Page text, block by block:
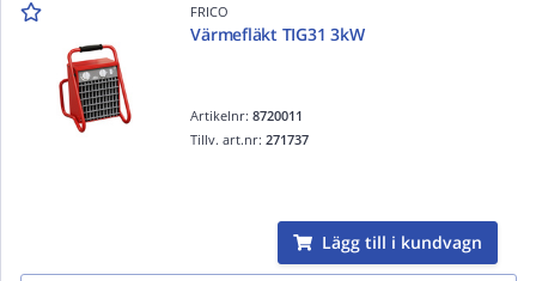
FRICO
Värmefläkt TIG31 3kW
Artikelnr:8720011
Tillv. art.nr:271737
Lägg till i kundvagn